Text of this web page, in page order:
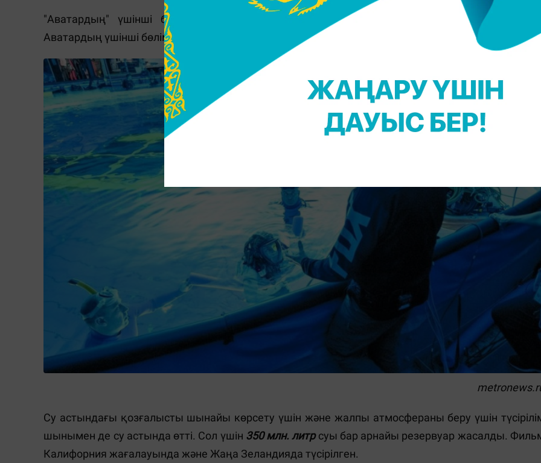
"Аватардың" үшінші бөлімінің түсірілімі 2017 жылы Жаңа Зеландияда басталып кеткен.
Аватардың үшінші бөлімі
, ал төртінші бөлімі жоспарланған.
Су астындағы қозғалысты шынайы көрсету үшін және жалпы атмосфераны беру үшін
шынымен де су астында өтті. Сол үшін 350 млн. литрсуы бар арнайы резервуар жасалды.
Калифорния жағалауында және Жаңа Зеландияда түсірілген.